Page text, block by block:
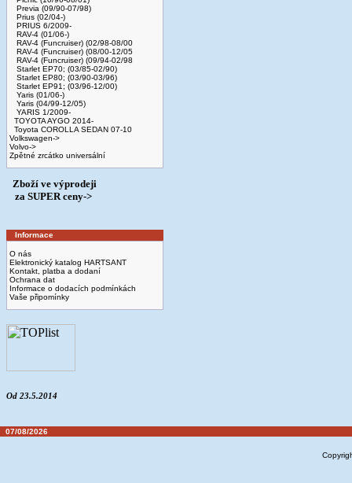
Previa (09/90-07/98)
Prius (02/04-)
PRIUS 6/2009-
RAV-4 (01/06-)
RAV-4 (Funcruiser) (02/98-08/00
RAV-4 (Funcruiser) (08/00-12/05
RAV-4 (Funcruiser) (09/94-02/98
Starlet EP70; (03/85-02/90)
Starlet EP80; (03/90-03/96)
Starlet EP91; (03/96-12/00)
Yaris (01/06-)
Yaris (04/99-12/05)
YARIS 1/2009-
TOYOTA AYGO 2014-
Toyota COROLLA SEDAN 07-10
Volkswagen->
Volvo->
Zpětné zrcátko universální
Zboží ve výprodeji
­ za SUPER ceny->
Informace
O nás
Elektronický katalog HARTSANT
Kontakt, platba a dodaní
Ochrana dat
Informace o dodacích podmínkách
Vaše připomínky
Od 23.5.2014
07/08/2026